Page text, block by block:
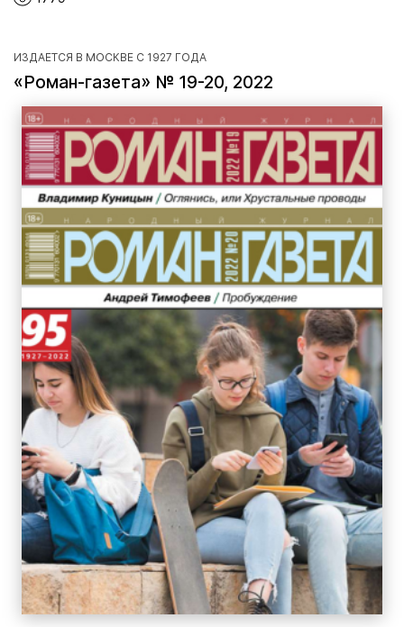
ИЗДАЕТСЯ В МОСКВЕ С 1927 ГОДА
«Роман-газета» № 19-20, 2022